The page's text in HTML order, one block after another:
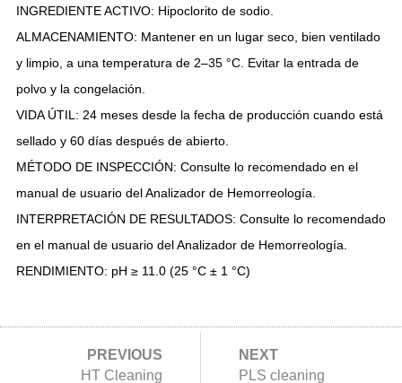
INGREDIENTE ACTIVO: Hipoclorito de sodio.
ALMACENAMIENTO: Mantener en un lugar seco, bien ventilado
y limpio, a una temperatura de 2–35 °C. Evitar la entrada de
polvo y la congelación.
VIDA ÚTIL: 24 meses desde la fecha de producción cuando está
sellado y 60 días después de abierto.
MÉTODO DE INSPECCIÓN: Consulte lo recomendado en el
manual de usuario del Analizador de Hemorreología.
INTERPRETACIÓN DE RESULTADOS: Consulte lo recomendado
en el manual de usuario del Analizador de Hemorreología.
RENDIMIENTO: pH ≥ 11.0 (25 °C ± 1 °C)
PREVIOUS
HT Cleaning
NEXT
PLS cleaning